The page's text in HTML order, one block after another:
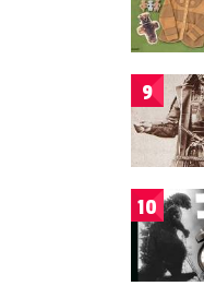
9
10